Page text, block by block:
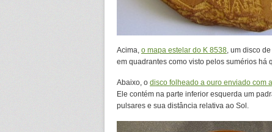
Acima, o mapa estelar do K 8538, um disco
em quadrantes como visto pelos sumérios há
Abaixo, o disco folheado a ouro enviado com
Ele contém na parte inferior esquerda um
pulsares e sua distância relativa ao Sol.